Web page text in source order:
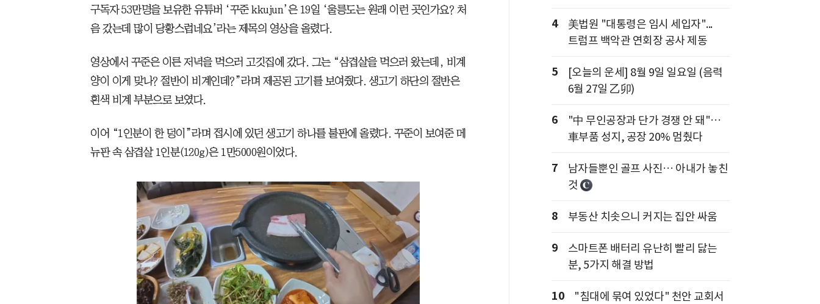
구독자 53만명을 보유한 유튜버 ‘꾸준 kkujun’은 19일 ‘울릉도는 원래 이런 곳인가요? 처
음 갔는데 많이 당황스럽네요’라는 제목의 영상을 올렸다.
영상에서 꾸준은 이른 저녁을 먹으러 고깃집에 갔다. 그는 “삼겹살을 먹으러 왔는데, 비계
양이 이게 맞나? 절반이 비계인데?”라며 제공된 고기를 보여줬다. 생고기 하단의 절반은
흰색 비계 부분으로 보였다.
이어 “1인분이 한 덩이”라며 접시에 있던 생고기 하나를 불판에 올렸다. 꾸준이 보여준 메
뉴판 속 삼겹살 1인분(120g)은 1만5000원이었다.
4
美법원 "대통령은 임시 세입자"...
트럼프 백악관 연회장 공사 제동
5
[오늘의 운세] 8월 9일 일요일 (음력
6월 27일 乙卯)
6
"中 무인공장과 단가 경쟁 안 돼"…
車부품 성지, 공장 20% 멈췄다
7
남자들뿐인 골프 사진… 아내가 놓친
것
8 부동산 치솟으니 커지는 집안 싸움
9
스마트폰 배터리 유난히 빨리 닳는
분, 5가지 해결 방법
10
"침대에 묶여 있었다" 천안 교회서